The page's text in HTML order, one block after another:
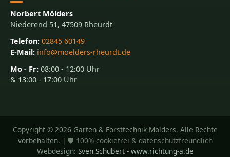
Norbert Mölders
Niederend 51, 47509 Rheurdt
Telefon: 02845 60149
E-Mail: info@moelders-rheurdt.de
Mo - Fr: 08:00 - 12:00 Uhr
& 13:00 - 17:00 Uhr
Copyright © 2026 Garten & Forsttechnik Mölders. Alle Rechte
vorbehalten. | 🛡️ 100% cookiefrei & datenschutzfreundlich
Webdesign: Sven Schubert - www.richtung-a.de